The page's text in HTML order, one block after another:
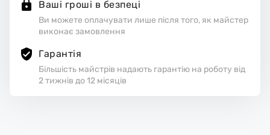
Ваші гроші в безпеці
Ви можете оплачувати лише після того, як майстер
виконає замовлення
Гарантія
Більшість майстрів надають гарантію на роботу від
2 тижнів до 12 місяців